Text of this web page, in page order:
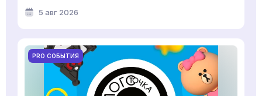
5 авг 2026
PRO СОБЫТИЯ